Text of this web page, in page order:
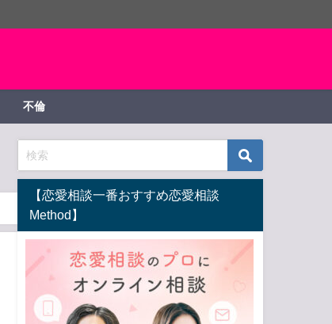
不倫
【恋愛相談一番おすすめ恋愛相談
Method】